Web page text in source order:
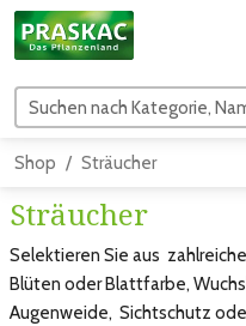
Shop Sträucher
Sträucher
Selektieren Sie aus
Blüten oder Blattfarbe,
Augenweide, Sichtschutz